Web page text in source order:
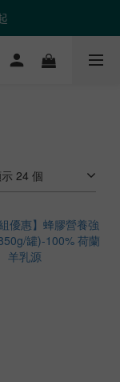
逛逛
逛逛
24 個